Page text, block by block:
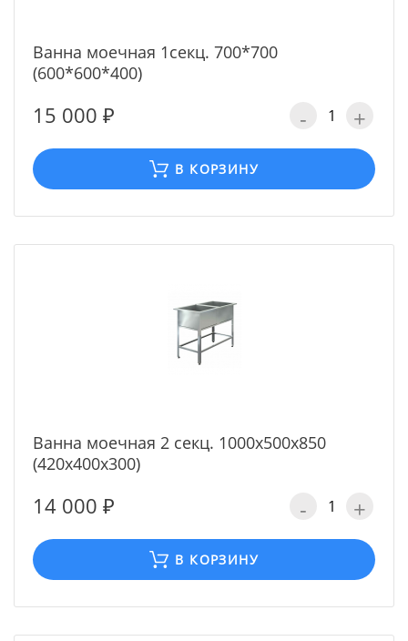
Ванна моечная 1секц. 700*700
(600*600*400)
15 000 ₽ - +
В КОРЗИНУ
Ванна моечная 2 секц. 1000х500х850
(420х400х300)
14 000 ₽ - +
В КОРЗИНУ